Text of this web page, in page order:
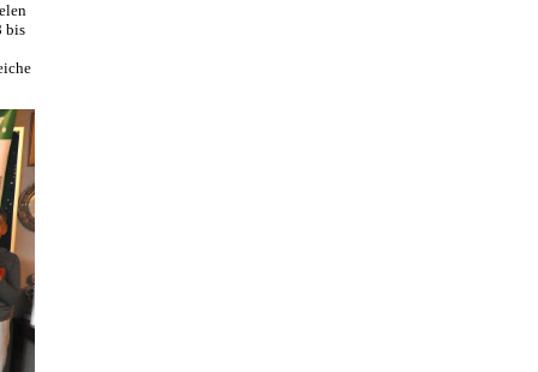
bis